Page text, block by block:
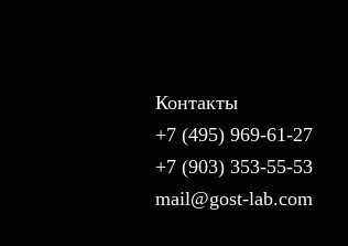
Контакты
+7 (495) 969-61-27
+7 (903) 353-55-53
mail@gost-lab.com